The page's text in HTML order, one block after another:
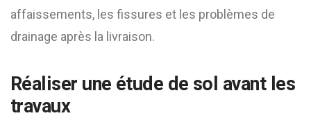
affaissements, les fissures et les problèmes de
drainage après la livraison.
Réaliser une étude de sol avant les
travaux